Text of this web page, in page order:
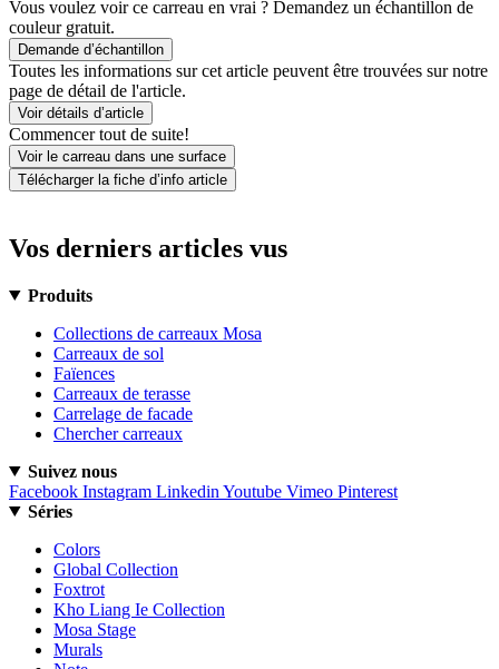
Vous voulez voir ce carreau en vrai ? Demandez un échantillon de
couleur gratuit.
Demande d’échantillon
Toutes les informations sur cet article peuvent être trouvées sur notre
page de détail de l'article.
Voir détails d’article
Commencer tout de suite!
Voir le carreau dans une surface
Télécharger la fiche d’info article
Vos derniers articles vus
Produits
Collections de carreaux Mosa
Carreaux de sol
Faïences
Carreaux de terasse
Carrelage de facade
Chercher carreaux
Suivez nous
Facebook Instagram Linkedin Youtube Vimeo Pinterest
Séries
Colors
Global Collection
Foxtrot
Kho Liang Ie Collection
Mosa Stage
Murals